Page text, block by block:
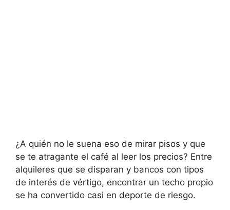
¿A quién no le suena eso de mirar pisos y que
se te atragante el café al leer los precios? Entre
alquileres que se disparan y bancos con tipos
de interés de vértigo, encontrar un techo propio
se ha convertido casi en deporte de riesgo.